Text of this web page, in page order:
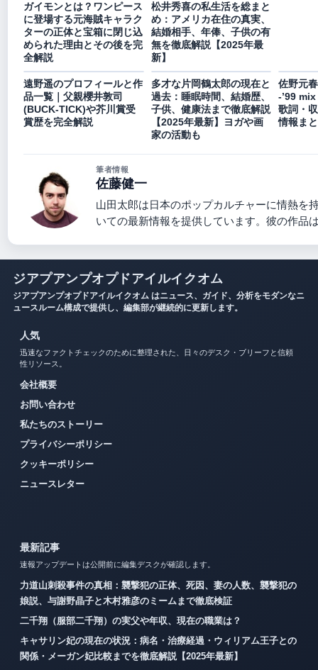
ガイモンとは？ワンピース
に登場する元海賊キャラク
ターの正体と宝箱に閉じ込
められた理由とその後を完
全解説
松井秀喜の私生活を総まと
め：アメリカ在住の真実、
結婚相手、年俸、子供の有
無を徹底解説【2025年最
新】
遠野遥のプロフィールと作
品一覧｜父親櫻井敦司
(BUCK-TICK)や芥川賞受
賞歴を完全解説
多才な片岡鶴太郎の現在と
過去：睡眠時間、結婚歴、
子供、健康法まで徹底解説
【2025年最新】ヨガや画
家の活動も
佐野元
-’99
歌詞・
情報ま
筆者情報
佐藤健一
山田太郎は日本のポップカルチャーに情熱を
いての最新情報を提供しています。彼の作品
ジアプアンプオプドアイルイクオム
ジアプアンプオプドアイルイクオム はニュース、ガイド、分析をモダンなニ
ュースルーム構成で提供し、編集部が継続的に更新します。
人気
迅速なファクトチェックのために整理された、日々のデスク・ブリーフと信頼
性リソース。
会社概要
お問い合わせ
私たちのストーリー
プライバシーポリシー
クッキーポリシー
ニュースレター
最新記事
速報アップデートは公開前に編集デスクが確認します。
力道山刺殺事件の真相：襲撃犯の正体、死因、妻の人数、襲撃犯の
娘説、与謝野晶子と木村雅彦のミームまで徹底検証
二千翔（服部二千翔）の実父や年収、現在の職業は？
キャサリン妃の現在の状況：病名・治療経過・ウィリアム王子との
関係・メーガン妃比較までを徹底解説【2025年最新】